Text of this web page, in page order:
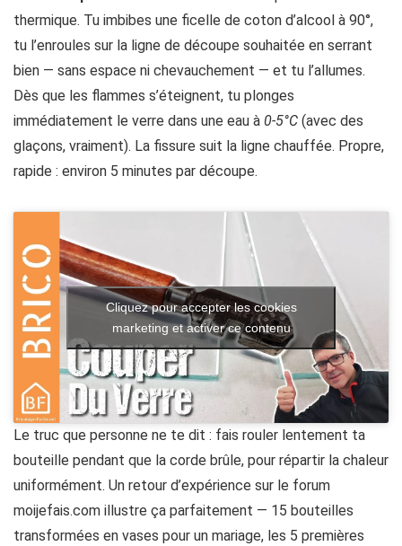
thermique. Tu imbibes une ficelle de coton d’alcool à 90°,
tu l’enroules sur la ligne de découpe souhaitée en serrant
bien — sans espace ni chevauchement — et tu l’allumes.
Dès que les flammes s’éteignent, tu plonges
immédiatement le verre dans une eau à 0-5°C (avec des
glaçons, vraiment). La fissure suit la ligne chauffée. Propre,
rapide : environ 5 minutes par découpe.
Cliquez pour accepter les cookies
marketing et activer ce contenu
Le truc que personne ne te dit : fais rouler lentement ta
bouteille pendant que la corde brûle, pour répartir la chaleur
uniformément. Un retour d’expérience sur le forum
moijefais.com illustre ça parfaitement — 15 bouteilles
transformées en vases pour un mariage, les 5 premières